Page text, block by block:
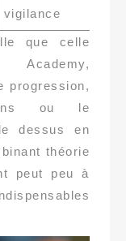
vigilance
que celle
progression,
ou le
dessus en
théorie
peut peu à